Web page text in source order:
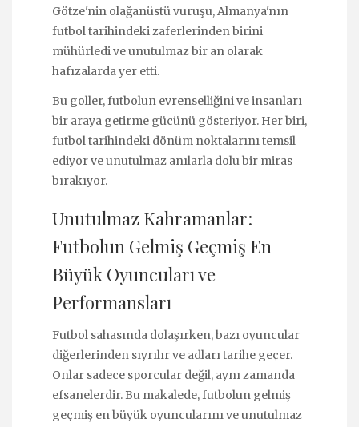
Götze'nin olağanüstü vuruşu, Almanya'nın
futbol tarihindeki zaferlerinden birini
mühürledi ve unutulmaz bir an olarak
hafızalarda yer etti.
Bu goller, futbolun evrenselliğini ve insanları
bir araya getirme gücünü gösteriyor. Her biri,
futbol tarihindeki dönüm noktalarını temsil
ediyor ve unutulmaz anılarla dolu bir miras
bırakıyor.
Unutulmaz Kahramanlar:
Futbolun Gelmiş Geçmiş En
Büyük Oyuncuları ve
Performansları
Futbol sahasında dolaşırken, bazı oyuncular
diğerlerinden sıyrılır ve adları tarihe geçer.
Onlar sadece sporcular değil, aynı zamanda
efsanelerdir. Bu makalede, futbolun gelmiş
geçmiş en büyük oyuncularını ve unutulmaz